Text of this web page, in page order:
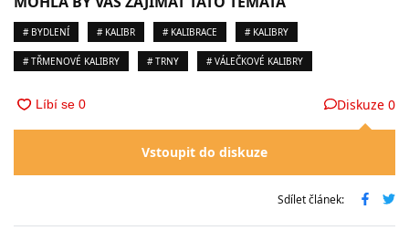
# BYDLENÍ # KALIBR # KALIBRACE # KALIBRY
# TŘMENOVÉ KALIBRY # TRNY # VÁLEČKOVÉ KALIBRY
Diskuze 0
Vstoupit do diskuze
Sdílet článek: